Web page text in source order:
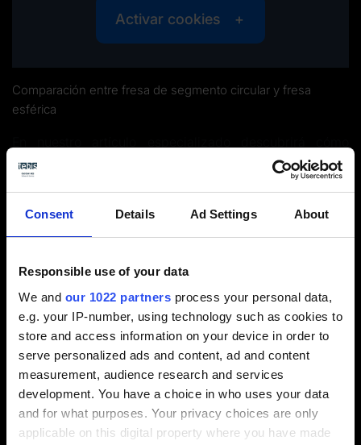
Consent Details Ad Settings About
Responsible use of your data
We and our 1022 partners process your personal data,
e.g. your IP-number, using technology such as cookies to
store and access information on your device in order to
serve personalized ads and content, ad and content
measurement, audience research and services
development. You have a choice in who uses your data
and for what purposes. Your privacy choices are only
applicable on this digital property where you have made
Activar cookies
Comparación entre fresa de segmento circular y fresa
esférica
ahorrar más de un 80% en el mecanizado de fresado
con modernas herramientas de alto rendimiento.
¿Tiene alguna pregunta?
Nosotros le damos las
Resultados de encuestas
utilizan herramientas de alto rendimiento y
conocen bien sus ventajas las empresas de la
industria del mecanizado?
¿Para quécampos de aplicaciónresulta
adecuado el mecanizado adaptativo con
herramientas HPC ?
¿Cómo se
emplean mejor las fresas de
segmento circular